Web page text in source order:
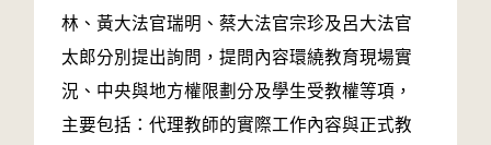
林、黃大法官瑞明、蔡大法官宗珍及呂大法官
太郎分別提出詢問，提問內容環繞教育現場實
況、中央與地方權限劃分及學生受教權等項，
主要包括：代理教師的實際工作內容與正式教